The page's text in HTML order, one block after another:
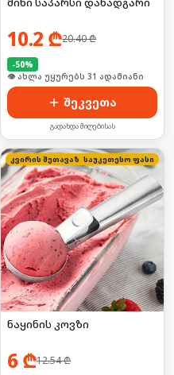
10.2 ₾20.40₾
-50%
🛒 ბოლო 24სთ-ში იყიდა 46-მა
შეკვეთა
გადახდა მიღებისას
კვირის შეთავაზებასაუკეთესო ფასი
ნაყინის კოვზი
6 ₾12.54₾